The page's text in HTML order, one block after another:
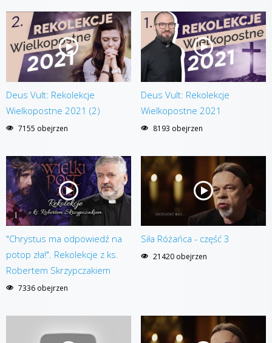
Deus Vult: Rekolekcje
Wielkopostne 2021 (2)
7155 obejrzen
Deus Vult: Rekolekcje
Wielkopostne 2021
8193 obejrzen
"Chrystus ma odpowiedź na
potop zła!". Rekolekcje z ks.
Robertem Skrzypczakiem
7336 obejrzen
Siła Różańca - część 3
21420 obejrzen